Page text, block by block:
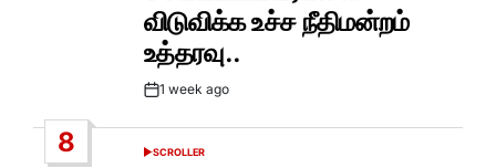
விடுவிக்க உச்ச நீதிமன்றம்
உத்தரவு..
Post1 week ago
8
POSTED
SCROLLER